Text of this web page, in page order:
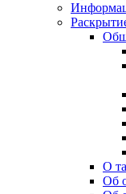
О
Об